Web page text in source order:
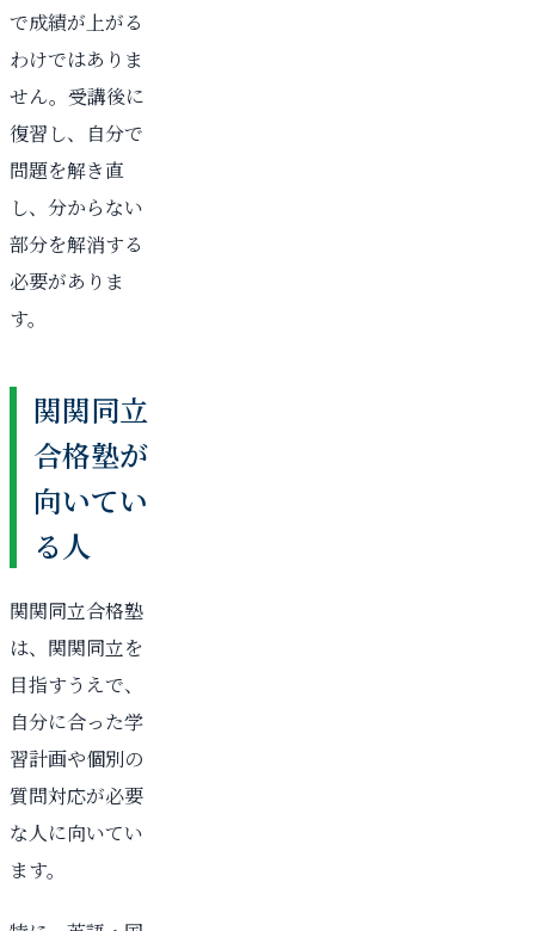
で成績が上がる
わけではありま
せん。受講後に
復習し、自分で
問題を解き直
し、分からない
部分を解消する
必要がありま
す。
関関同立
合格塾が
向いてい
る人
関関同立合格塾
は、関関同立を
目指すうえで、
自分に合った学
習計画や個別の
質問対応が必要
な人に向いてい
ます。